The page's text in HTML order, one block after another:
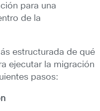
para una
de la
estructurada de qué
ejecutar la migración
pasos: